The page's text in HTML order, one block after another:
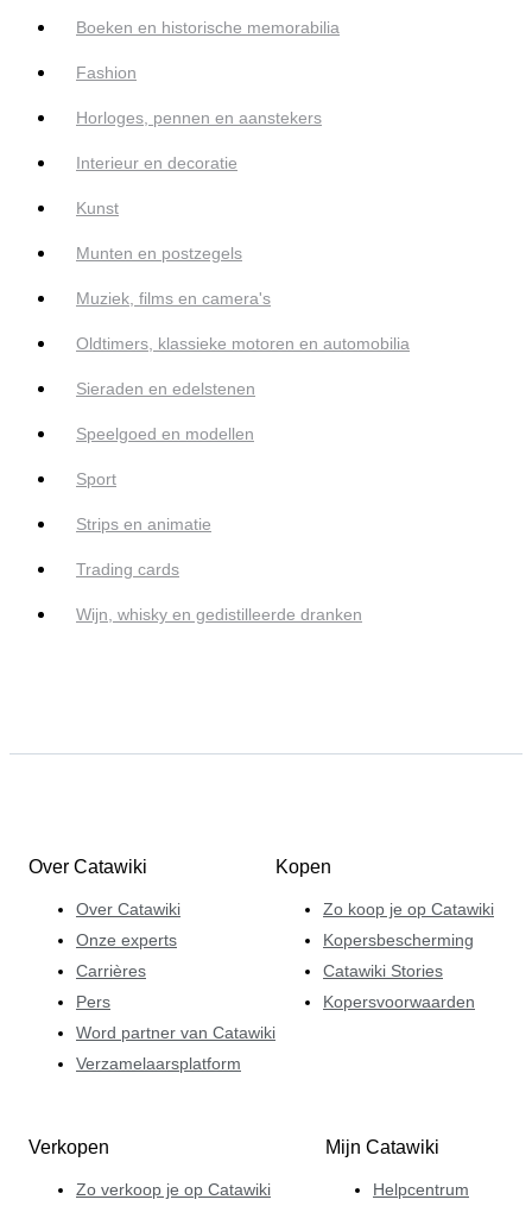
Boeken en historische memorabilia
Fashion
Horloges, pennen en aanstekers
Interieur en decoratie
Kunst
Munten en postzegels
Muziek, films en camera's
Oldtimers, klassieke motoren en automobilia
Sieraden en edelstenen
Speelgoed en modellen
Sport
Strips en animatie
Trading cards
Wijn, whisky en gedistilleerde dranken
Over Catawiki
Over Catawiki
Onze experts
Carrières
Pers
Word partner van Catawiki
Verzamelaarsplatform
Kopen
Zo koop je op Catawiki
Kopersbescherming
Catawiki Stories
Kopersvoorwaarden
Verkopen
Zo verkoop je op Catawiki
Mijn Catawiki
Helpcentrum